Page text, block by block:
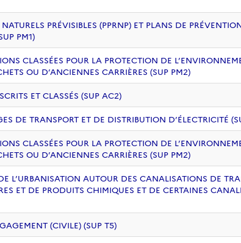
PRÉVISIBLES (PPRNP) ET PLANS DE
PM1)
CLASSÉES POUR LA PROTECTION DE
OU D’ANCIENNES CARRIÈRES (SUP PM2)
ET CLASSÉS (SUP AC2)
DE TRANSPORT ET DE DISTRIBUTION D’ÉLECTRICITÉ
CLASSÉES POUR LA PROTECTION DE
OU D’ANCIENNES CARRIÈRES (SUP PM2)
L’URBANISATION AUTOUR DES CANALISATIONS DE
ET DE PRODUITS CHIMIQUES ET DE CERTAINES
(CIVILE) (SUP T5)